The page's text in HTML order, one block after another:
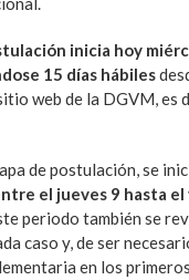
inicia hoy
15 días hábiles
web de la DGVM, es
de postulación, se
el jueves 9 hasta el
periodo también se
caso y, de ser
en los